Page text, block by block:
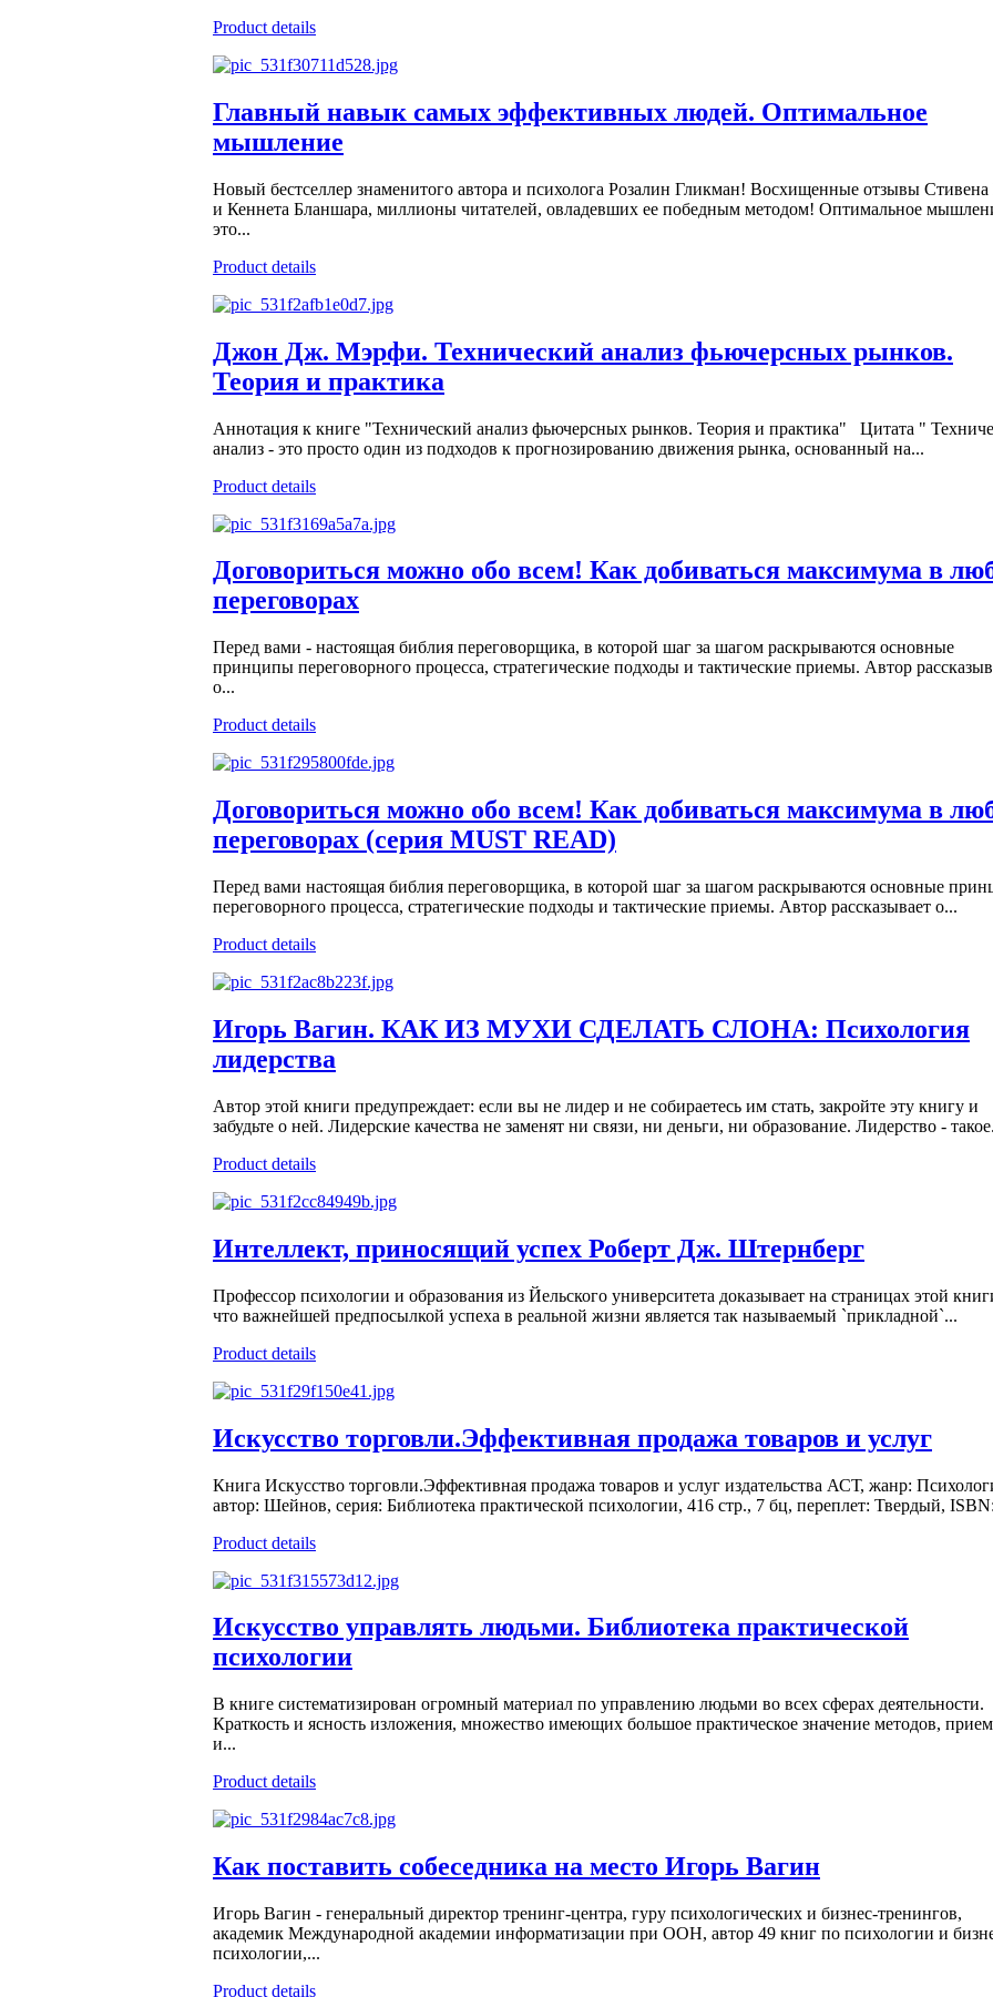
Product details
Главный навык самых эффективных людей. Оптимальное
мышление
Новый бестселлер знаменитого автора и психолога Розалин Гликман! Восхищенные отзывы
и Кеннета Бланшара, миллионы читателей, овладевших ее победным методом! Оптимальное
это...
Product details
Джон Дж. Мэрфи. Технический анализ фьючерсных рынков.
Теория и практика
Аннотация к книге "Технический анализ фьючерсных рынков. Теория и практика" Цитата "
анализ - это просто один из подходов к прогнозированию движения рынка, основанный на...
Product details
Договориться можно обо всем! Как добиваться максимума в
переговорах
Перед вами - настоящая библия переговорщика, в которой шаг за шагом раскрываются основные
принципы переговорного процесса, стратегические подходы и тактические приемы. Автор
о...
Product details
Договориться можно обо всем! Как добиваться максимума в
переговорах (серия MUST READ)
Перед вами настоящая библия переговорщика, в которой шаг за шагом раскрываются основные
переговорного процесса, стратегические подходы и тактические приемы. Автор рассказывает о...
Product details
Игорь Вагин. КАК ИЗ МУХИ СДЕЛАТЬ СЛОНА: Психология
лидерства
Автор этой книги предупреждает: если вы не лидер и не собираетесь им стать, закройте эту книгу и
забудьте о ней. Лидерские качества не заменят ни связи, ни деньги, ни образование. Лидерство -
Product details
Интеллект, приносящий успех Роберт Дж. Штернберг
Профессор психологии и образования из Йельского университета доказывает на страницах этой
что важнейшей предпосылкой успеха в реальной жизни является так называемый `прикладной`...
Product details
Искусство торговли.Эффективная продажа товаров и услуг
Книга Искусство торговли.Эффективная продажа товаров и услуг издательства АСТ, жанр:
автор: Шейнов, серия: Библиотека практической психологии, 416 стр., 7 бц, переплет: Твердый,
Product details
Искусство управлять людьми. Библиотека практической
психологии
В книге систематизирован огромный материал по управлению людьми во всех сферах деятельности.
Краткость и ясность изложения, множество имеющих большое практическое значение методов,
и...
Product details
Как поставить собеседника на место Игорь Вагин
Игорь Вагин - генеральный директор тренинг-центра, гуру психологических и бизнес-тренингов,
академик Международной академии информатизации при ООН, автор 49 книг по психологии и
психологии,...
Product details